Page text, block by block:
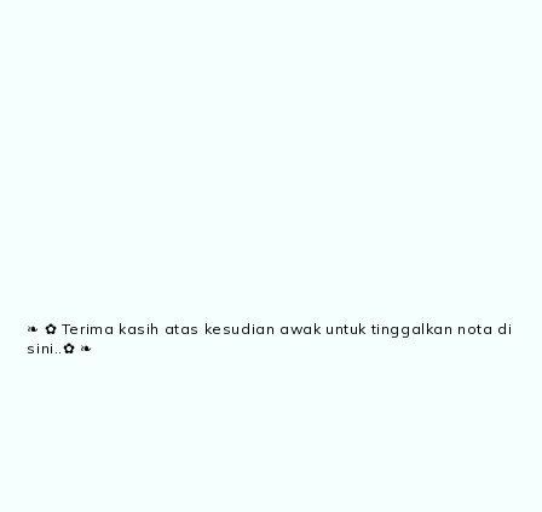
❧ ✿ Terima kasih atas kesudian awak untuk tinggalkan nota di
sini..✿ ❧